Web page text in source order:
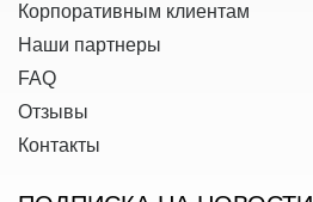
Корпоративным клиентам
Наши партнеры
FAQ
Отзывы
Контакты